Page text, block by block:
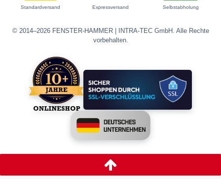
Standardversand Expressversand Selbstabholung
© 2014–2026 FENSTER-HAMMER | INTRA-TEC GmbH. Alle Rechte
vorbehalten.